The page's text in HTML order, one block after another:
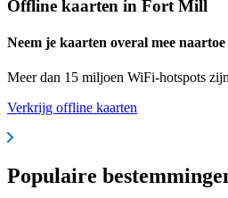
Offline kaarten in Fort Mill
Neem je kaarten overal mee naartoe
Meer dan 15 miljoen WiFi-hotspots
Verkrijg offline kaarten
Populaire